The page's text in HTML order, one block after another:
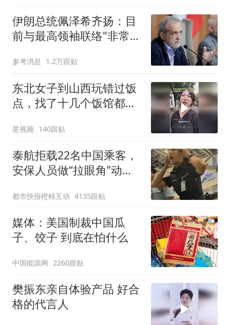
伊朗总统佩泽希齐扬：目
前与最高领袖联络"非常困
参考消息 1.2万跟贴
东北女子到山西玩错过饭
点，找了十几个饭馆都没
星视频 140跟贴
泰航拒载22名中国乘客，
安保人员做“拉眼角”动
拒绝登机决定由航司作
出；亲历者：曾承诺免费
改签但没兑现
都市快报橙柿互动 4135跟贴
媒体：美国制裁中国瓜
子、饺子 到底在怕什么
中国能源网 2260跟贴
樊振东亲自体验产品 好合
格的代言人